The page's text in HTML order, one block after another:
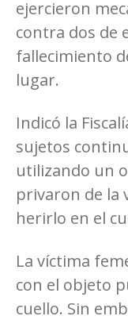
ejercieron
contra dos de
fallecimiento
lugar.
Indicó la
sujetos
utilizando un
privaron de la
herirlo en el
La víctima
con el objeto
cuello. Sin